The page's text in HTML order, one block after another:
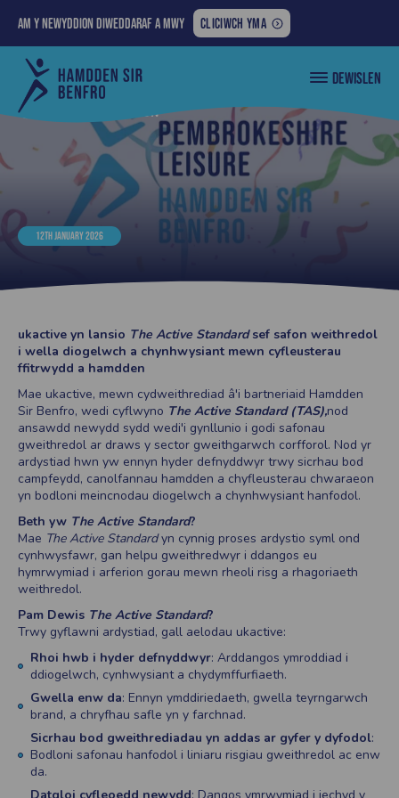
Am y newyddion diweddaraf a mwy
AM
Y
MWY:
CLICIWCH YMA
Cyngor
Sir
Penfro
DEWISLEN
Nôl i... Newyddion
12TH JANUARY 2026
ukactive yn lansio The Active Standardsef safon weithredol
i wella diogelwch a chynhwysiant mewn cyfleusterau
ffitrwydd a hamdden
Mae ukactive, mewn cydweithrediad â'i bartneriaid Hamdden
Sir Benfro, wedi cyflwyno The Active Standard (TAS),nod
ansawdd newydd sydd wedi'i gynllunio i godi safonau
gweithredol ar draws y sector gweithgarwch corfforol. Nod yr
ardystiad hwn yw ennyn hyder defnyddwyr trwy sicrhau bod
campfeydd, canolfannau hamdden a chyfleusterau chwaraeon
yn bodloni meincnodau diogelwch a chynhwysiant hanfodol.
Beth yw The Active Standard?
Mae The Active Standardyn cynnig proses ardystio syml ond
cynhwysfawr, gan helpu gweithredwyr i ddangos eu
hymrwymiad i arferion gorau mewn rheoli risg a rhagoriaeth
weithredol.
Pam Dewis The Active Standard?
Trwy gyflawni ardystiad, gall aelodau ukactive:
Rhoi hwb i hyder defnyddwyr: Arddangos ymroddiad i
ddiogelwch, cynhwysiant a chydymffurfiaeth.
Gwella enw da: Ennyn ymddiriedaeth, gwella teyrngarwch
brand, a chryfhau safle yn y farchnad.
Sicrhau bod gweithrediadau yn addas ar gyfer y dyfodol:
Bodloni safonau hanfodol i liniaru risgiau gweithredol ac enw
da.